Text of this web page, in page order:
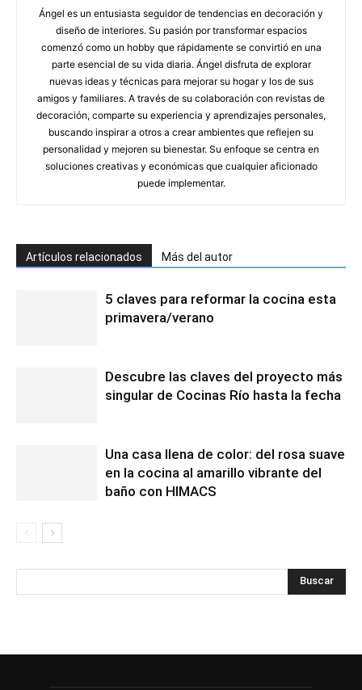
Ángel es un entusiasta seguidor de tendencias en decoración y
diseño de interiores. Su pasión por transformar espacios
comenzó como un hobby que rápidamente se convirtió en una
parte esencial de su vida diaria. Ángel disfruta de explorar
nuevas ideas y técnicas para mejorar su hogar y los de sus
amigos y familiares. A través de su colaboración con revistas de
decoración, comparte su experiencia y aprendizajes personales,
buscando inspirar a otros a crear ambientes que reflejen su
personalidad y mejoren su bienestar. Su enfoque se centra en
soluciones creativas y económicas que cualquier aficionado
puede implementar.
Artículos relacionados Más del autor
5 claves para reformar la cocina esta
primavera/verano
Descubre las claves del proyecto más
singular de Cocinas Río hasta la fecha
Una casa llena de color: del rosa suave
en la cocina al amarillo vibrante del
baño con HIMACS